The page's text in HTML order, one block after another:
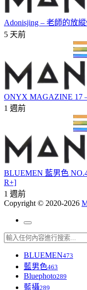
Adonisjing – 老師的放
5 天前
ONYX MAGAZINE 17
1 週前
BLUEMEN 藍男色
R+]
1 週前
Copyright © 2020-2026
BLUEMEN473
藍男色463
Bluephoto289
藍攝289